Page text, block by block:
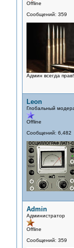
Offline
Сообщений: 359
Админ всегда прав!
Leon
Глобальный
Offline
Сообщений: 6,482
Admin
Администратор
Offline
Сообщений: 359